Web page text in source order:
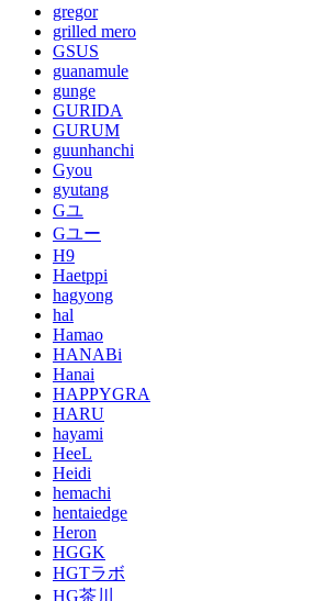
gregor
grilled mero
GSUS
guanamule
gunge
GURIDA
GURUM
guunhanchi
Gyou
gyutang
Gユ
Gユー
H9
Haetppi
hagyong
hal
Hamao
HANABi
Hanai
HAPPYGRA
HARU
hayami
HeeL
Heidi
hemachi
hentaiedge
Heron
HGGK
HGTラボ
HG茶川